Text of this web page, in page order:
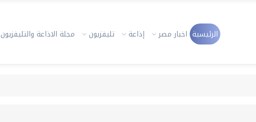
الرئيسية اخبار مصر إذاعة تليفزيون مجلة الاذاعة والتليفزيون